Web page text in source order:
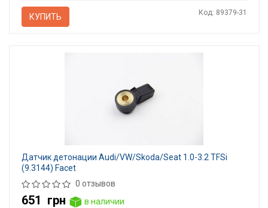
КУПИТЬ Код: 89379-31
Датчик детонации Audi/VW/Skoda/Seat 1.0-3.2 TFSi
(9.3144) Facet
0 отзывов
651 грн
в наличии